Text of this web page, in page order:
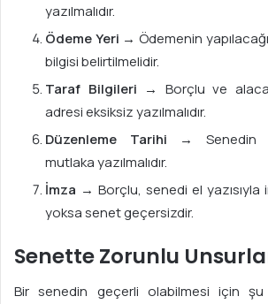
yazılmalıdır.
Ödeme Yeri → Ödemenin
bilgisi belirtilmelidir.
Taraf Bilgileri → Borçlu ve
adresi eksiksiz yazılmalıdır.
Düzenleme Tarihi → Senedin
mutlaka yazılmalıdır.
İmza → Borçlu, senedi el yazısıyla
yoksa senet geçersizdir.
Senette Zorunlu
Bir senedin geçerli olabilmesi için